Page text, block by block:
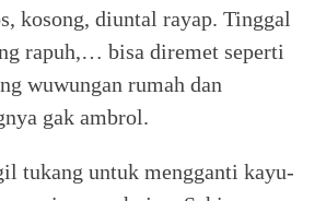
kosong, diuntal rayap. Tinggal
rapuh,… bisa diremet seperti
wuwungan rumah dan
gak ambrol.
tukang untuk mengganti kayu-